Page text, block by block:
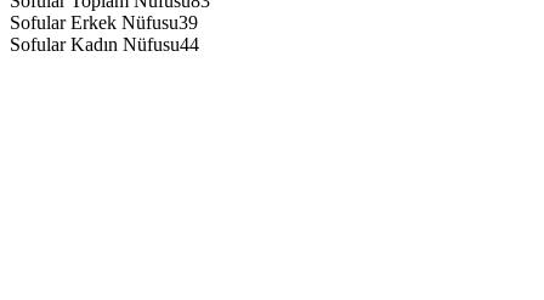
Sofular Erkek Nüfusu39
Sofular Kadın Nüfusu44